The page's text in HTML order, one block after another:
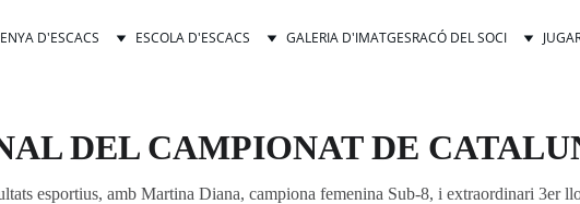
D'ESCACS ESCOLA D'ESCACS GALERIA D'IMATGESRACÓ DEL SOCI
DEL CAMPIONAT DE
esportius, amb Martina Diana, campiona femenina Sub-8, i extraordinari 3er